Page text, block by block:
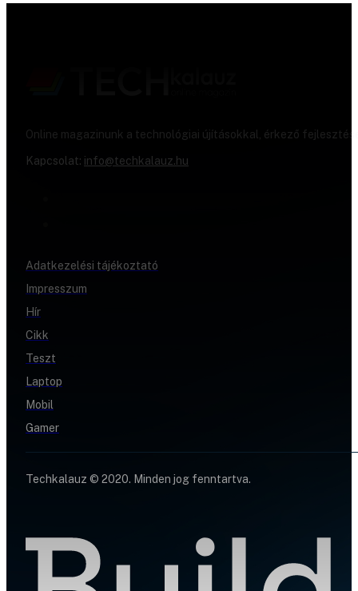
Online magazinunk a technológiai újításokkal, érkező
Kapcsolat: info@techkalauz.hu
Adatkezelési tájékoztató
Impresszum
Hír
Cikk
Teszt
Laptop
Mobil
Gamer
Techkalauz © 2020. Minden jog fenntartva.